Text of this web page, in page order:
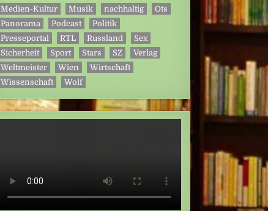
Medien-Kultur
Musik nachhaltig
Ots
Panorama
Podcast
Politik
Presseportal
RTL Russland
Sex
Sicherheit
Sport Stars SZ
Verlag
Weltmeister
Wien
Wirtschaft
Wissenschaft
Wolf